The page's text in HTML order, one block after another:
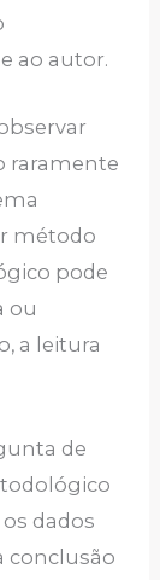
ao autor.
raramente
método
pode
ou
a leitura
de
dados
conclusão